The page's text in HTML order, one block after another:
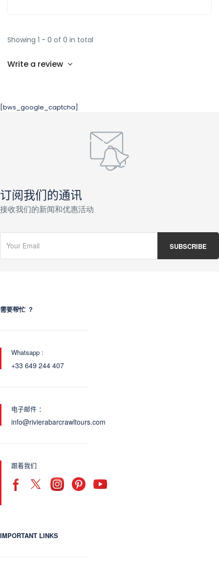
Showing 1 - 0 of 0 in total
Write a review
[bws_google_captcha]
订阅我们的通讯
接收我们的新闻和优惠活动
需要帮忙 ？
Whatsapp :
+33 649 244 407
电子邮件 ：
info@rivierabarcrawltours.com
跟着我们
IMPORTANT LINKS